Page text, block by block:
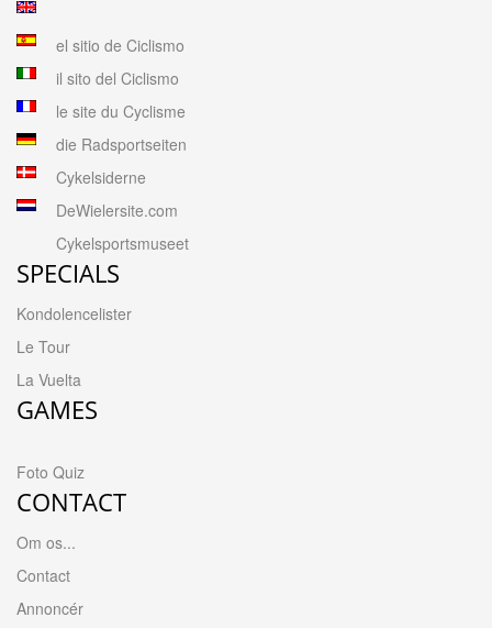
el sitio de Ciclismo
il sito del Ciclismo
le site du Cyclisme
die Radsportseiten
Cykelsiderne
DeWielersite.com
Cykelsportsmuseet
SPECIALS
Kondolencelister
Le Tour
La Vuelta
GAMES
Foto Quiz
CONTACT
Om os...
Contact
Annoncér